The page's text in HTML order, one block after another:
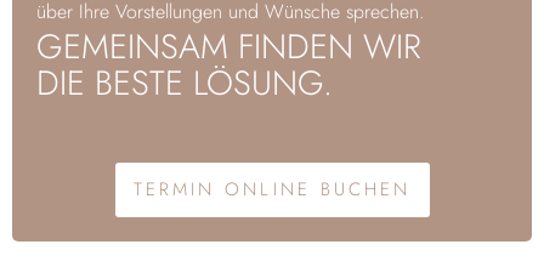
über Ihre Vorstellungen und Wünsche sprechen.
GEMEINSAM FINDEN WIR
DIE BESTE LÖSUNG.
TERMIN ONLINE BUCHEN